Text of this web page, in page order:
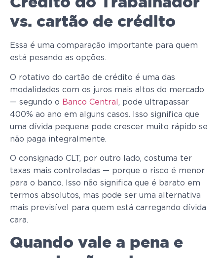
Crédito do Trabalhador
vs. cartão de crédito
Essa é uma comparação importante para quem
está pesando as opções.
O rotativo do cartão de crédito é uma das
modalidades com os juros mais altos do mercado
— segundo o Banco Central , pode ultrapassar
400% ao ano em alguns casos. Isso significa que
uma dívida pequena pode crescer muito rápido se
não paga integralmente.
O consignado CLT, por outro lado, costuma ter
taxas mais controladas — porque o risco é menor
para o banco. Isso não significa que é barato em
termos absolutos, mas pode ser uma alternativa
mais previsível para quem está carregando dívida
cara.
Quando vale a pena e